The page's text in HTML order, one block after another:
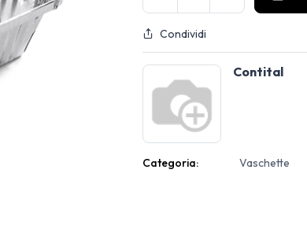
Condividi
Contital
Categoria: Vaschette